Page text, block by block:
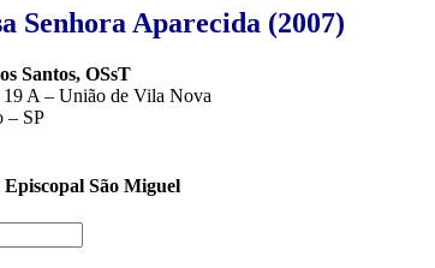
Senhora Aparecida (2007)
Santos, OSsT
A – União de Vila Nova
– SP
São Miguel